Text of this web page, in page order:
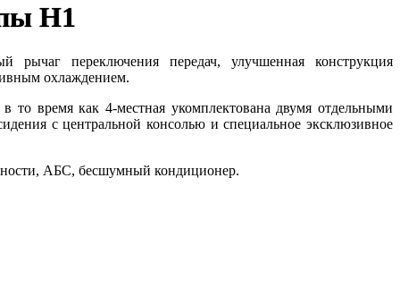
H1
переключения передач, улучшенная конструкция
охлаждением.
то время как 4-местная укомплектована двумя отдельными
с центральной консолью и специальное эксклюзивное
АБС, бесшумный кондиционер.